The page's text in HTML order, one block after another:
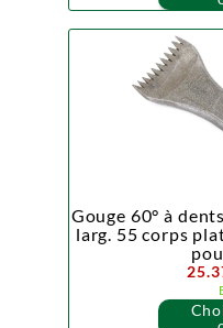
Gouge 60° à
larg. 55 corps